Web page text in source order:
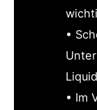
•
• Im